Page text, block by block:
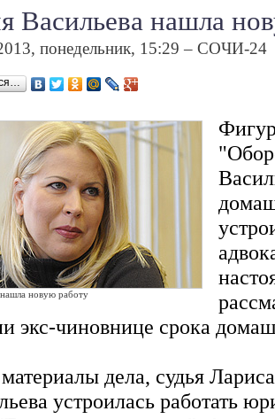
Васильева нашла
понедельник, 15:29 – СОЧИ-24
новую работу
экс-чиновнице срока
дела, судья
устроилась работать